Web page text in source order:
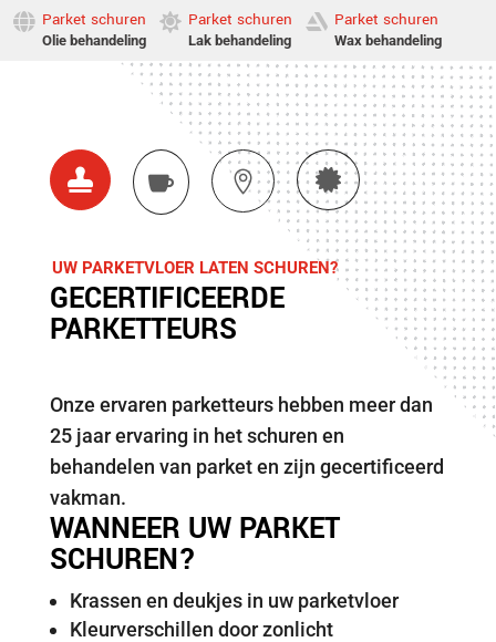
 Parket schuren
Olie behandeling
 Parket schuren
Lak behandeling
 Parket schuren
Wax behandeling
   
UW PARKETVLOER LATEN SCHUREN?
GECERTIFICEERDE
PARKETTEURS
Onze ervaren parketteurs hebben meer dan
25 jaar ervaring in het schuren en
behandelen van parket en zijn gecertificeerd
vakman.
WANNEER UW PARKET
SCHUREN?
Krassen en deukjes in uw parketvloer
Kleurverschillen door zonlicht